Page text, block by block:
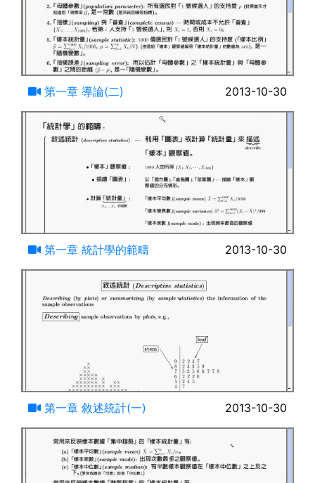
第一章 導論(二) 2013-10-30
第一章 統計學的範疇 2013-10-30
第一章 敘述統計(一) 2013-10-30